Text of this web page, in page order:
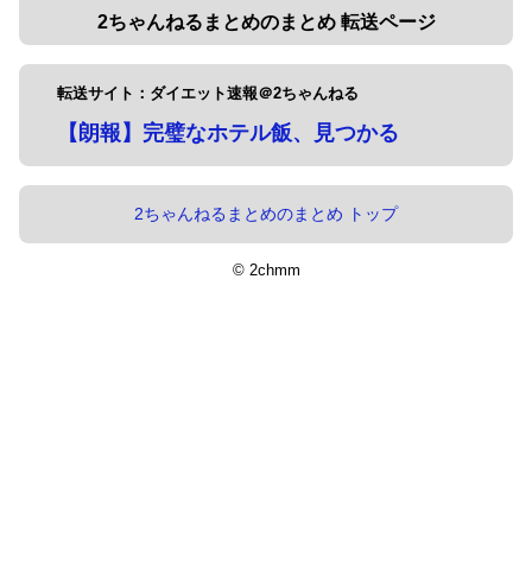
2ちゃんねるまとめのまとめ 転送ページ
転送サイト：ダイエット速報＠2ちゃんねる
【朗報】完璧なホテル飯、見つかる
2ちゃんねるまとめのまとめ トップ
© 2chmm